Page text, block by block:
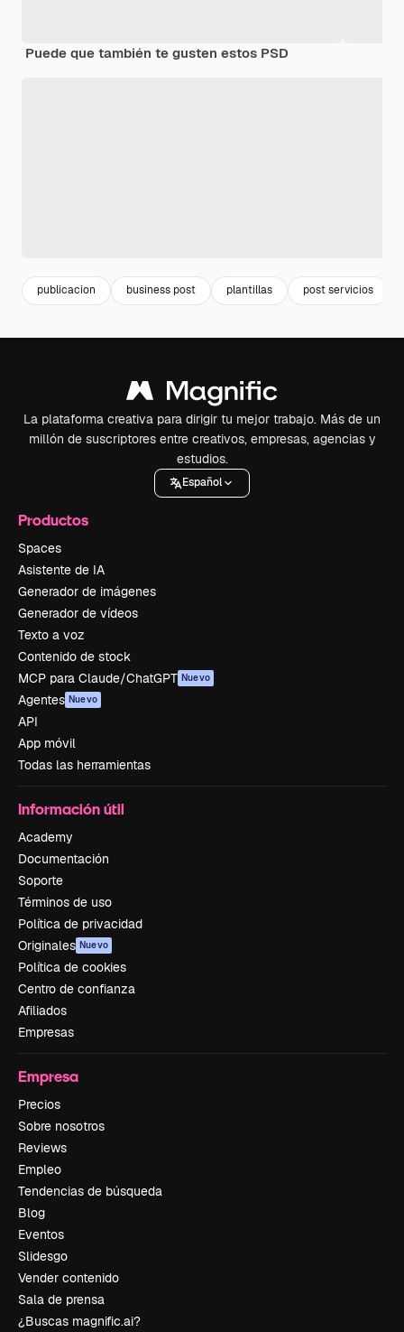
Puede que también te gusten estos PSD
publicacion business post plantillas post servicios
La plataforma creativa para dirigir tu mejor trabajo. Más de un
millón de suscriptores entre creativos, empresas, agencias y
estudios.
Español
Productos
Spaces
Asistente de IA
Generador de imágenes
Generador de vídeos
Texto a voz
Contenido de stock
MCP para Claude/ChatGPT Nuevo
Agentes Nuevo
API
App móvil
Todas las herramientas
Información útil
Academy
Documentación
Soporte
Términos de uso
Política de privacidad
Originales Nuevo
Política de cookies
Centro de confianza
Afiliados
Empresas
Empresa
Precios
Sobre nosotros
Reviews
Empleo
Tendencias de búsqueda
Blog
Eventos
Slidesgo
Vender contenido
Sala de prensa
¿Buscas magnific.ai?